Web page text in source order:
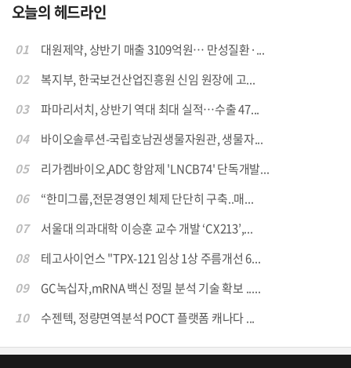
오늘의 헤드라인
01
대원제약, 상반기 매출 3109억원… 만성질환·...
02
복지부, 한국보건산업진흥원 신임 원장에 고...
03
파마리서치, 상반기 역대 최대 실적…수출 47...
04
바이오솔루션-국립호남권생물자원관, 생물자...
05
리가켐바이오,ADC 항암제 'LNCB74' 단독개발...
06
“한미그룹,전문경영인 체제 단단히 구축..매...
07
서울대 의과대학 이승훈 교수 개발 ‘CX213’,...
08
테고사이언스 "TPX-121 임상 1상 주름개선 6...
09
GC녹십자,mRNA 백신 정밀 분석 기술 확보 .....
10
수젠텍, 정량면역분석 POCT 플랫폼 캐나다 ...